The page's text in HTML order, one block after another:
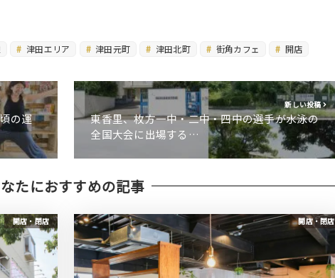
津田エリア 津田元町 津田北町 街角カフェ 開店
の運
新しい投稿
東香里、枚方一中・二中・四中の選手が水泳の
全国大会に出場する…
たにおすすめの記事
開店・閉店 開店・閉店